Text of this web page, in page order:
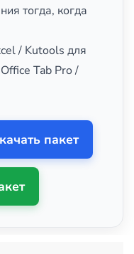
тогда, когда
/ Kutools для
Tab Pro /
пакет